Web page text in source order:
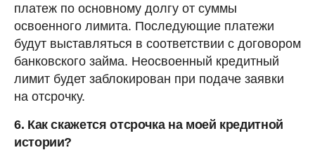
платеж по основному долгу от суммы
освоенного лимита. Последующие платежи
будут выставляться в соответствии с договором
банковского займа. Неосвоенный кредитный
лимит будет заблокирован при подаче заявки
на отсрочку.
6. Как скажется отсрочка на моей кредитной
истории?